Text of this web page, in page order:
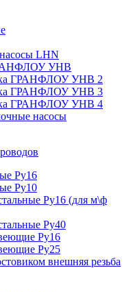
LHN
УНВ
ГРАНФЛОУ УНВ 2
ГРАНФЛОУ УНВ 3
ГРАНФЛОУ УНВ 4
насосы
Ру16
Ру10
Ру16 (для м\ф
Ру40
Ру16
Ру25
внешняя резьба